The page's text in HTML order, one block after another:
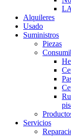
Alquileres
Usado
Suministros
Piezas
Servicios